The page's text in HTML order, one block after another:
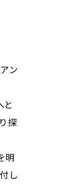
ン
と
探
明
し